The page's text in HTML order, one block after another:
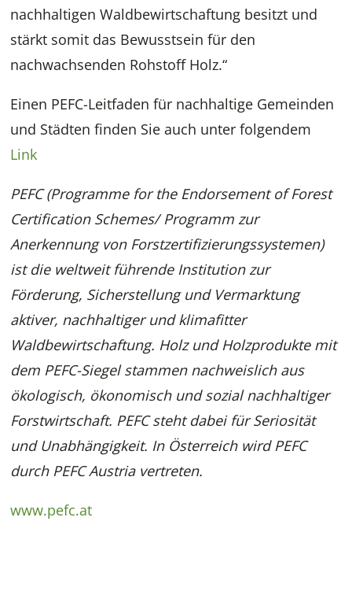
nachhaltigen Waldbewirtschaftung besitzt und
stärkt somit das Bewusstsein für den
nachwachsenden Rohstoff Holz.“
Einen PEFC-Leitfaden für nachhaltige Gemeinden
und Städten finden Sie auch unter folgendem
Link
PEFC (Programme for the Endorsement of Forest
Certification Schemes/ Programm zur
Anerkennung von Forstzertifizierungssystemen)
ist die weltweit führende Institution zur
Förderung, Sicherstellung und Vermarktung
aktiver, nachhaltiger und klimafitter
Waldbewirtschaftung. Holz und Holzprodukte mit
dem PEFC-Siegel stammen nachweislich aus
ökologisch, ökonomisch und sozial nachhaltiger
Forstwirtschaft. PEFC steht dabei für Seriosität
und Unabhängigkeit. In Österreich wird PEFC
durch PEFC Austria vertreten.
www.pefc.at